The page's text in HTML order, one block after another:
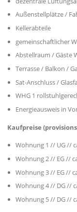
Außenstellplätze /
Kellerabteile
gemeinschaftlicher
Abstellraum / Gäste
Terrasse / Balkon /
Sat-Anschluss /
WHG 1
Energieausweis in
Kaufpreise
Wohnung 1 // UG //
Wohnung 2 // EG //
Wohnung 3 // EG //
Wohnung 4 // DG //
Wohnung 5 // DG //